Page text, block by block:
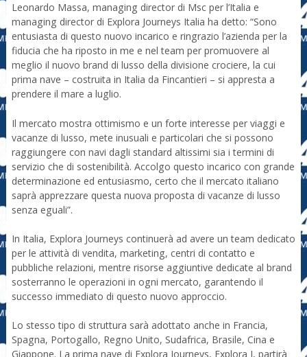
Leonardo Massa, managing director di Msc per l’Italia e
managing director di Explora Journeys Italia ha detto: “Sono
entusiasta di questo nuovo incarico e ringrazio l’azienda per la
fiducia che ha riposto in me e nel team per promuovere al
meglio il nuovo brand di lusso della divisione crociere, la cui
prima nave – costruita in Italia da Fincantieri – si appresta a
prendere il mare a luglio.
Il mercato mostra ottimismo e un forte interesse per viaggi e
vacanze di lusso, mete inusuali e particolari che si possono
raggiungere con navi dagli standard altissimi sia i termini di
servizio che di sostenibilità. Accolgo questo incarico con grande
determinazione ed entusiasmo, certo che il mercato italiano
saprà apprezzare questa nuova proposta di vacanze di lusso
senza eguali”.
In Italia, Explora Journeys continuerà ad avere un team dedicato
per le attività di vendita, marketing, centri di contatto e
pubbliche relazioni, mentre risorse aggiuntive dedicate al brand
sosterranno le operazioni in ogni mercato, garantendo il
successo immediato di questo nuovo approccio.
Lo stesso tipo di struttura sarà adottato anche in Francia,
Spagna, Portogallo, Regno Unito, Sudafrica, Brasile, Cina e
Giappone. La prima nave di Explora Journeys, Explora I, partirà